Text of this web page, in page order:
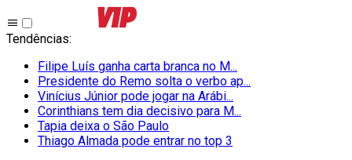
Tendências:
Filipe Luís ganha carta branca no M...
Presidente do Remo solta o verbo ap...
Vinícius Júnior pode jogar na Arábi...
Corinthians tem dia decisivo para M...
Tapia deixa o São Paulo
Thiago Almada pode entrar no top 3